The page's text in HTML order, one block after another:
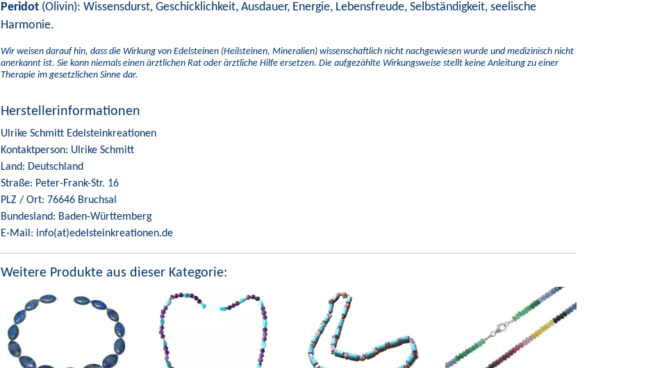
Peridot (Olivin): Wissensdurst, Geschicklichkeit, Ausdauer, Energie, Lebensfreude, Selbständigkeit, seelische
Harmonie.
Wir weisen darauf hin, dass die Wirkung von Edelsteinen (Heilsteinen, Mineralien) wissenschaftlich nicht nachgewiesen wurde und medizinisch nicht
anerkannt ist. Sie kann niemals einen ärztlichen Rat oder ärztliche Hilfe ersetzen. Die aufgezählte Wirkungsweise stellt keine Anleitung zu einer
Therapie im gesetzlichen Sinne dar.
Herstellerinformationen
Ulrike Schmitt Edelsteinkreationen
Kontaktperson: Ulrike Schmitt
Land: Deutschland
Straße: Peter-Frank-Str. 16
PLZ / Ort: 76646 Bruchsal
Bundesland: Baden-Württemberg
E-Mail: info(at)edelsteinkreationen.de
Weitere Produkte aus dieser Kategorie: